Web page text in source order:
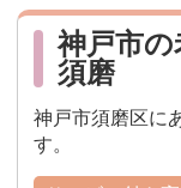
神戸市
須磨
神戸市須磨区に
す。